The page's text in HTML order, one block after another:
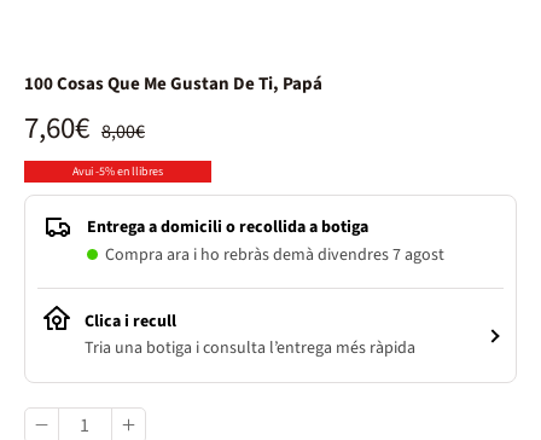
100 Cosas Que Me Gustan De Ti, Papá
8,00€
7,60€
Avui -5% en llibres
Entrega a domicili o recollida a botiga
Compra ara i ho rebràs demà divendres 7 agost
Clica i recull
Tria una botiga i consulta l’entrega més ràpida